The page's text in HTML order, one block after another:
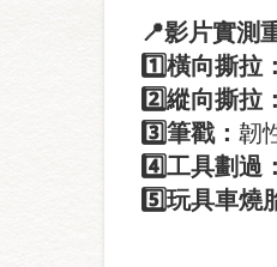
📍影片實測
1️橫向撕拉：
2️縱向撕拉：
3️筆戳： 韌
4️工具劃過：
5️玩具車燒